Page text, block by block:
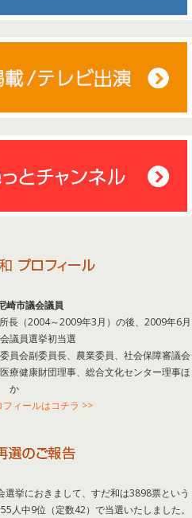
崎市議会議員
長（2004～2009年3月）の後、2009年6月
議員選挙初当選
員会副委員長、農業委員、社会保障審議会
療健康財団理事、総合文化センター理事ほ
か
ィールはコチラ >>
挙におきまして、すだ和は3898票という
人中9位（定数42）で当選いたしました。